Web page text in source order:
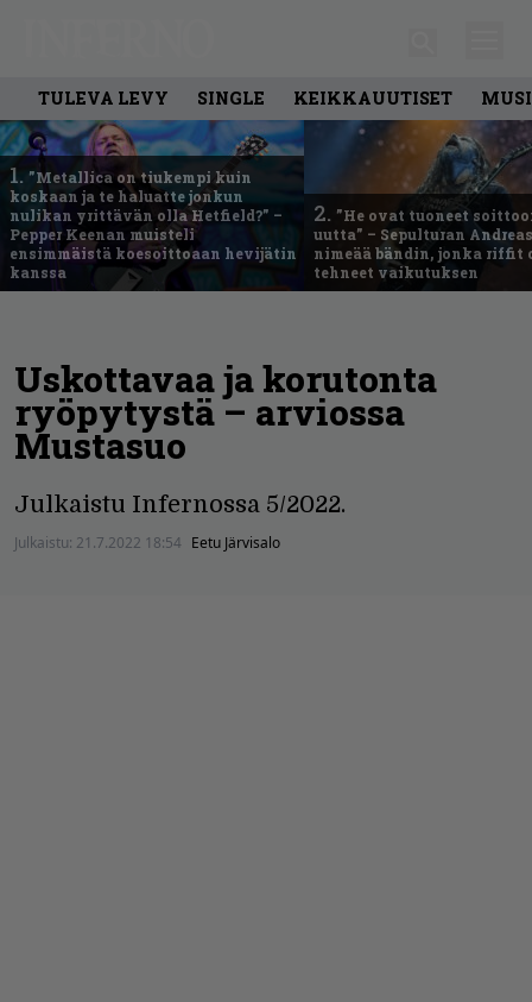
TULEVA LEVY SINGLE KEIKKAUUTISET
1. ”Metallica on tiukempi kuin
koskaan ja te haluatte jonkun
nulikan yrittävän olla Hetfield?” –
Pepper Keenan muisteli
ensimmäistä koesoittoaan hevijätin
kanssa
2. ”He ovat tuoneet
uutta” – Sepulturan
nimeää bändin, jonka riffit
tehneet vaikutuksen
Uskottavaa ja korutonta
ryöpytystä – arviossa
Mustasuo
Julkaistu Infernossa 5/2022.
Julkaistu: 21.7.2022 18:54 Eetu Järvisalo